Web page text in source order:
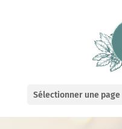
Sélectionner une page